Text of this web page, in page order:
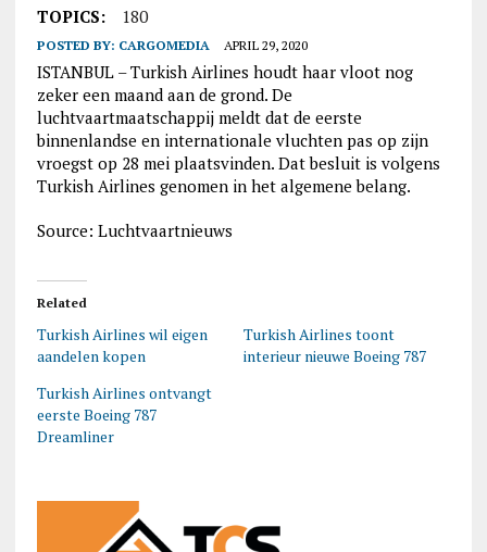
TOPICS: 180
POSTED BY: CARGOMEDIA APRIL 29, 2020
ISTANBUL – Turkish Airlines houdt haar vloot nog
zeker een maand aan de grond. De
luchtvaartmaatschappij meldt dat de eerste
binnenlandse en internationale vluchten pas op zijn
vroegst op 28 mei plaatsvinden. Dat besluit is volgens
Turkish Airlines genomen in het algemene belang.
Source: Luchtvaartnieuws
Related
Turkish Airlines wil eigen
aandelen kopen
Turkish Airlines toont
interieur nieuwe Boeing 787
Turkish Airlines ontvangt
eerste Boeing 787
Dreamliner